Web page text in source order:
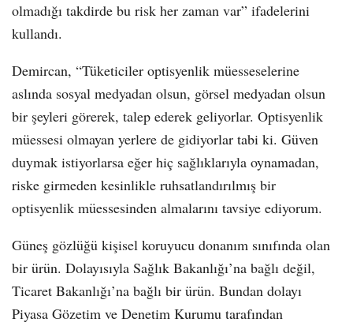
olmadığı takdirde bu risk her zaman var” ifadelerini
kullandı.
Demircan, “Tüketiciler optisyenlik müesseselerine
aslında sosyal medyadan olsun, görsel medyadan olsun
bir şeyleri görerek, talep ederek geliyorlar. Optisyenlik
müessesi olmayan yerlere de gidiyorlar tabi ki. Güven
duymak istiyorlarsa eğer hiç sağlıklarıyla oynamadan,
riske girmeden kesinlikle ruhsatlandırılmış bir
optisyenlik müessesinden almalarını tavsiye ediyorum.
Güneş gözlüğü kişisel koruyucu donanım sınıfında olan
bir ürün. Dolayısıyla Sağlık Bakanlığı’na bağlı değil,
Ticaret Bakanlığı’na bağlı bir ürün. Bundan dolayı
Piyasa Gözetim ve Denetim Kurumu tarafından